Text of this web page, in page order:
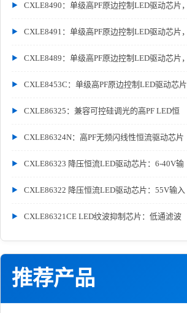
CXLE8490：单级高PF原边控制LED驱动芯片，
CXLE8491：单级高PF原边控制LED驱动芯片，
CXLE8489：单级高PF原边控制LED驱动芯片，
CXLE8453C：单级高PF原边控制LED驱动芯片
CXLE86325：兼容可控硅调光的高PF LED恒
CXLE86324N：高PF无频闪线性恒流驱动芯片
CXLE86323 降压恒流LED驱动芯片：6-40V输
CXLE86322 降压恒流LED驱动芯片：55V输入
CXLE86321CE LED纹波抑制芯片：低通滤波
推荐产品